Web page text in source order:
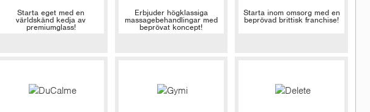
Starta eget med en
världskänd kedja av
premiumglass!
Erbjuder högklassiga
massagebehandlingar med
beprövat koncept!
Starta inom omsorg med en
beprövad brittisk franchise!